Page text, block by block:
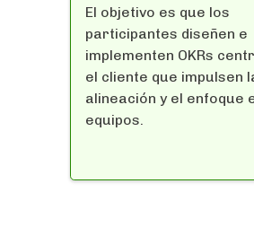
El objetivo es que los
participantes diseñen e
implementen OKRs
el cliente que impulsen
alineación y el enfoque
equipos.